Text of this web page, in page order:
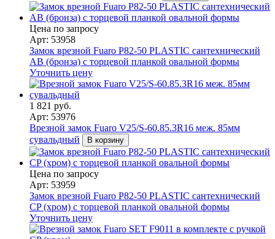
Цена по запросу
Арт: 53958
Замок врезной Fuaro P82-50 PLASTIC сантехнический
AB (бронза) с торцевой планкой овальной формы
Уточнить цену
1 821 руб.
Арт: 53976
Врезной замок Fuaro V25/S-60.85.3R16 меж. 85мм
сувальдный
В корзину
Цена по запросу
Арт: 53959
Замок врезной Fuaro P82-50 PLASTIC сантехнический
CP (хром) с торцевой планкой овальной формы
Уточнить цену